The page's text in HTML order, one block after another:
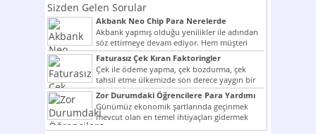
Sizden Gelen Sorular
Akbank Neo Chip Para Nerelerde
Kullanılır?
Akbank yapmış olduğu yenilikler ile adından
söz ettirmeye devam ediyor. Hem müşteri
potansiyelini arttırmak hem...
Faturasız Çek Kıran Faktoringler
Çek ile ödeme yapma, çek bozdurma, çek
tahsil etme ülkemizde son derece yaygın bir
şekilde...
Zor Durumdaki Öğrencilere Para Yardımı
Günümüz ekonomik şartlarında geçinmek
mevcut olan en temel ihtiyaçları gidermek
dahi son derece zor olmak...